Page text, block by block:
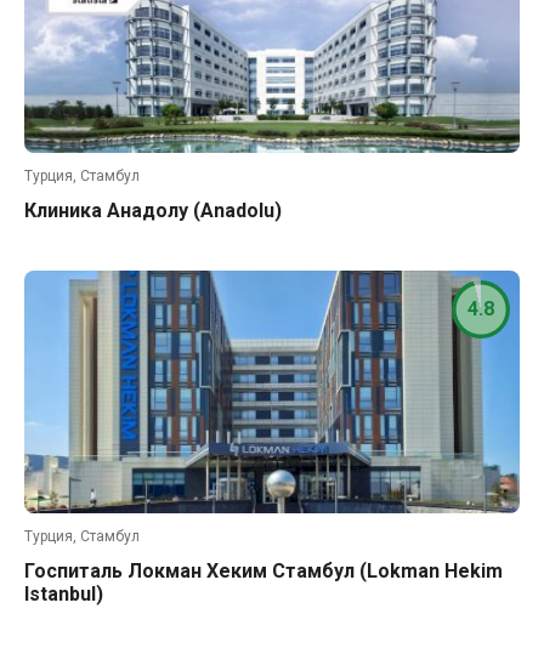
Турция, Стамбул
Клиника Анадолу (Anadolu)
Турция, Стамбул
Госпиталь Локман Хеким Стамбул (Lokman Hekim
Istanbul)
4.8